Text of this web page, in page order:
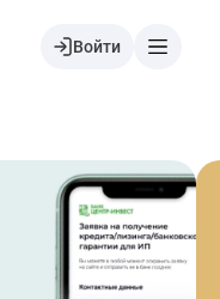
Войти